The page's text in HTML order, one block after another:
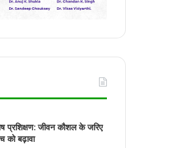
प्रशिक्षण: जीवन कौशल के जरिए
को बढ़ावा